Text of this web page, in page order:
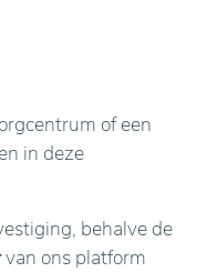
of een
in deze
behalve de
van ons platform